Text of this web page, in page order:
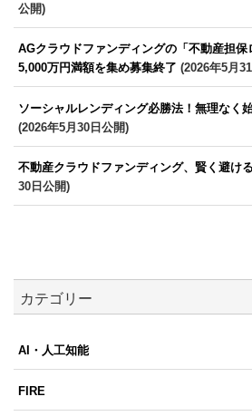
公開)
AGクラウドファンディングの「不動産担保
5,000万円満額を集め募集終了 (2026年5月
ソーシャルレンディング必勝法！無理なく
(2026年5月30日公開)
不動産クラウドファンディング、賢く避け
30日公開)
カテゴリー
AI・人工知能
FIRE